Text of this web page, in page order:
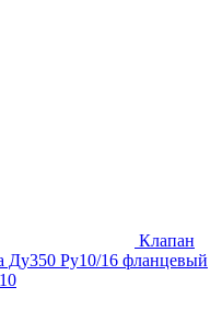
Клапан
Ду350 Ру10/16 фланцевый